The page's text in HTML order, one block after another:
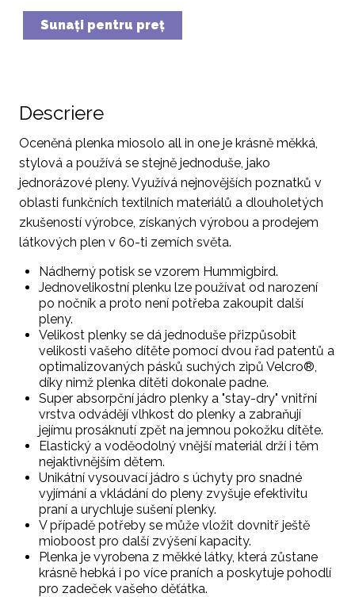
Sunaţi pentru preţ
Descriere
Oceněná plenka miosolo all in one je krásně měkká,
stylová a používá se stejně jednoduše, jako
jednorázové pleny. Využívá nejnovějších poznatků v
oblasti funkčních textilních materiálů a dlouholetých
zkušeností výrobce, získaných výrobou a prodejem
látkových plen v 60-ti zemích světa.
Nádherný potisk se vzorem Hummigbird.
Jednovelikostní plenku lze používat od narození
po nočník a proto není potřeba zakoupit další
pleny.
Velikost plenky se dá jednoduše přizpůsobit
velikosti vašeho dítěte pomocí dvou řad patentů a
optimalizovaných pásků suchých zipů Velcro®,
díky nimž plenka dítěti dokonale padne.
Super absorpční jádro plenky a "stay-dry" vnitřní
vrstva odvádějí vlhkost do plenky a zabraňují
jejímu prosáknutí zpět na jemnou pokožku dítěte.
Elastický a voděodolný vnější materiál drží i těm
nejaktivnějším dětem.
Unikátní vysouvací jádro s úchyty pro snadné
vyjímání a vkládání do pleny zvyšuje efektivitu
praní a urychluje sušení plenky.
V případě potřeby se může vložit dovnitř ještě
mioboost pro další zvýšení kapacity.
Plenka je vyrobena z měkké látky, která zůstane
krásně hebká i po více praních a poskytuje pohodlí
pro zadeček vašeho děťátka.